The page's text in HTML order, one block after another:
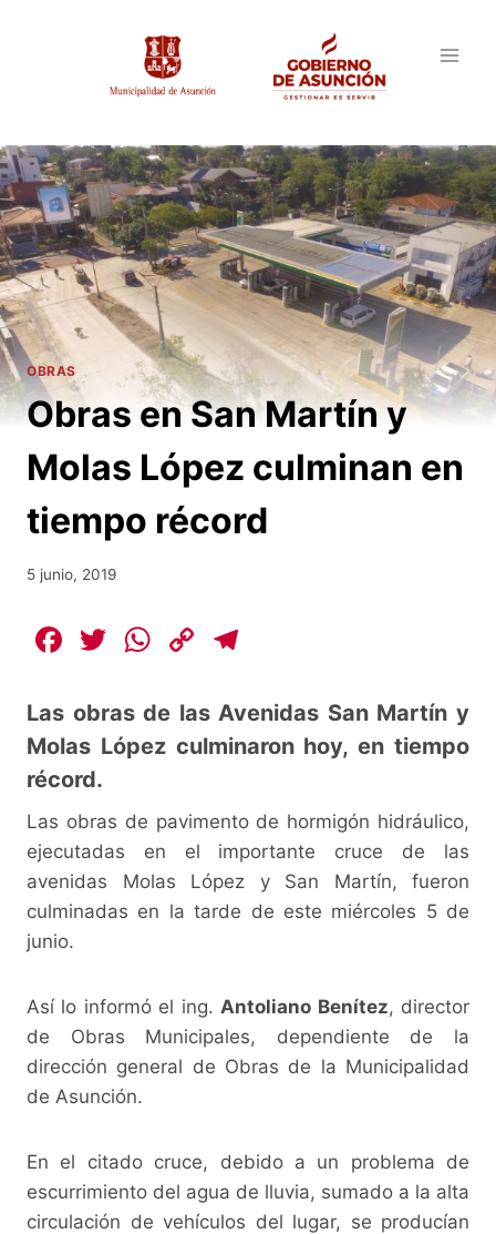
OBRAS
Obras en San Martín y
Molas López culminan en
tiempo récord
5 junio, 2019
F
c
e
b
o
o
k
T
itt
er
W
at
s
p
p
C
p
y
n
e
gr
m
Las obras de las Avenidas San Martín y
Molas López culminaron hoy, en tiempo
récord.
Las obras de pavimento de hormigón hidráulico,
ejecutadas en el importante cruce de las
avenidas Molas López y San Martín, fueron
culminadas en la tarde de este miércoles 5 de
junio.
Así lo informó el ing. Antoliano Benítez, director
de Obras Municipales, dependiente de la
dirección general de Obras de la Municipalidad
de Asunción.
En el citado cruce, debido a un problema de
escurrimiento del agua de lluvia, sumado a la alta
circulación de vehículos del lugar, se producían